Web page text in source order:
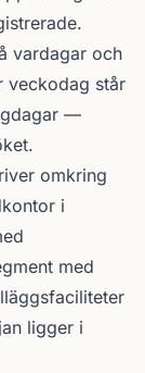
vardagar och
veckodag står
—
omkring
i
med
ligger i